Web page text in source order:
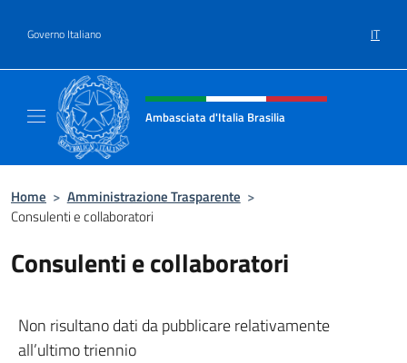
Governo Italiano IT
Intestazione sito, social e menù
Ambasciata d'Italia Brasilia
Home > Amministrazione Trasparente >
Consulenti e collaboratori
Consulenti e collaboratori
Non risultano dati da pubblicare relativamente
all’ultimo triennio